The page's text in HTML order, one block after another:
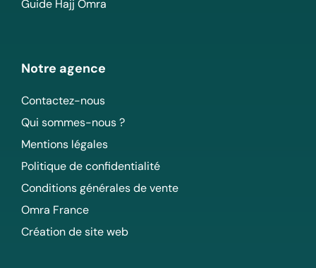
Guide Hajj Omra
Notre agence
Contactez-nous
Qui sommes-nous ?
Mentions légales
Politique de confidentialité
Conditions générales de vente
Omra France
Création de site web